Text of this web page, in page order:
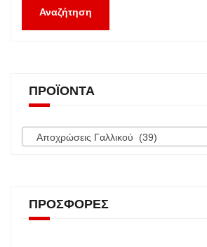
Αναζήτηση
ΠΡΟΪΌΝΤΑ
Αποχρώσεις Γαλλικού (39)
ΠΡΟΣΦΟΡΈΣ